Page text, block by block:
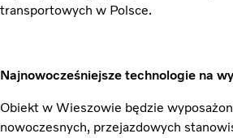
transportowych w Polsce.
Najnowocześniejsze technologie na
Obiekt w Wieszowie będzie
nowoczesnych, przejazdowych